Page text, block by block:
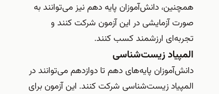
همچنین، دانش‌آموزان پایه دهم نیز می‌توانند به
صورت آزمایشی در این آزمون شرکت کنند و
تجربه‌ای ارزشمند کسب کنند.
المپیاد زیست‌شناسی
دانش‌آموزان پایه‌های دهم تا دوازدهم می‌توانند در
المپیاد زیست‌شناسی شرکت کنند. این آزمون برای